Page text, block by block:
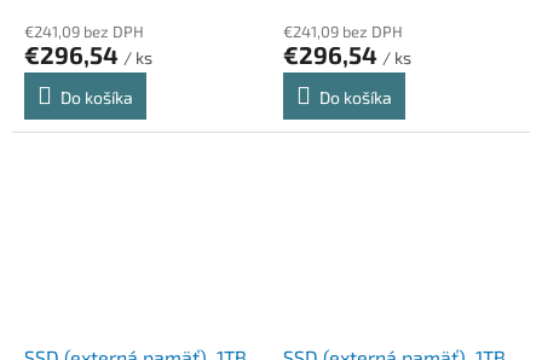
€241,09 bez DPH
€296,54 / ks
Do košíka
€241,09 bez DPH
€296,54 / ks
Do košíka